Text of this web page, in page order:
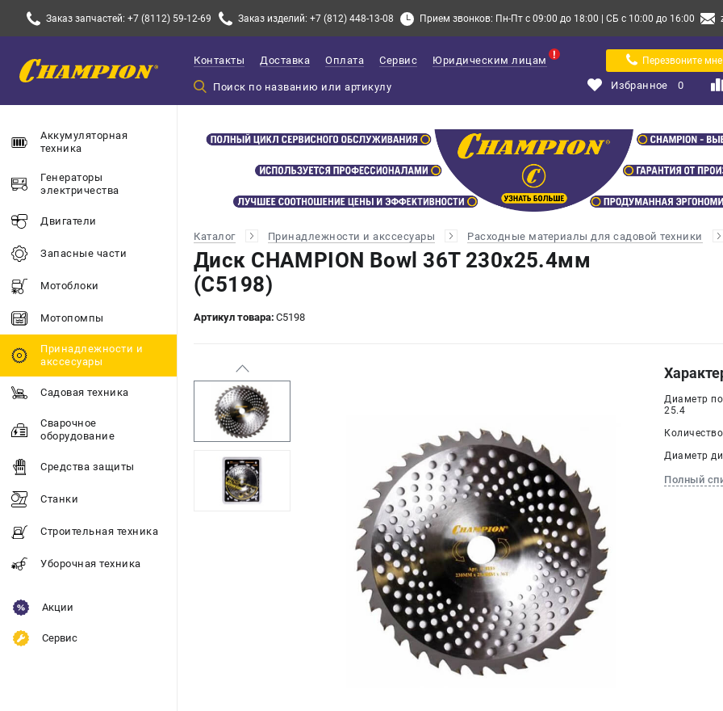
Заказ запчастей: +7 (8112) 59-12-69 Заказ изделий: +7 (812) 448-13-08 Прием звонков: Пн-Пт с 09:00 до 18:00 | СБ с 10:00 до 16:00
Контакты Доставка Оплата Сервис Юридическим лицам Перезвоните мне
Избранное 0
Аккумуляторная
техника
Генераторы
электричества
Двигатели
Запасные части
Мотоблоки
Мотопомпы
Принадлежности и
акссесуары
Садовая техника
Сварочное
оборудование
Средства защиты
Станки
Строительная техника
Уборочная техника
Акции
Сервис
Каталог Принадлежности и акссесуары Расходные материалы для садовой техники
Диск CHAMPION Bowl 36Т 230х25.4мм
(C5198)
Артикул товара: C5198
Диаметр
25.4
Диаметр
Полный